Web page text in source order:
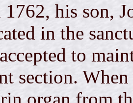
his son,
in the
to
section.